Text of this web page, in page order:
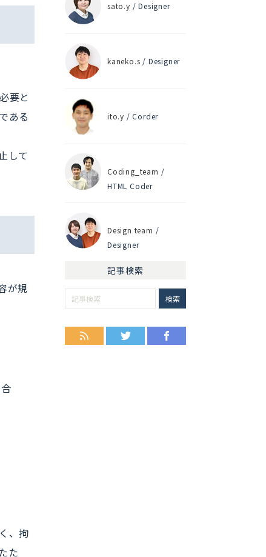
要と
ある
して
が規
、拘
た
sato.y / Designer
kaneko.s / Designer
ito.y / Corder
Coding_team /
HTML Coder
Design team /
Designer
記事検索